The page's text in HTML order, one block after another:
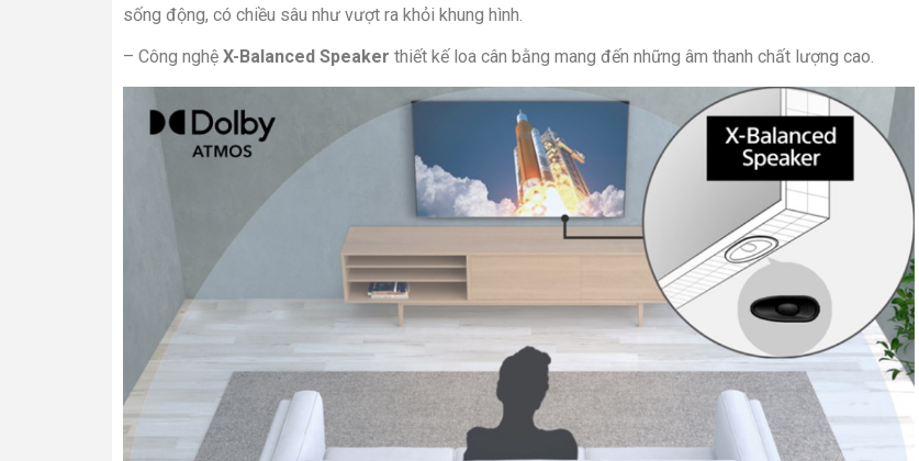
sống động, có chiều sâu như vượt ra khỏi khung hình.
– Công nghệ X-Balanced Speaker thiết kế loa cân bằng mang đến những âm thanh chất lượng cao.